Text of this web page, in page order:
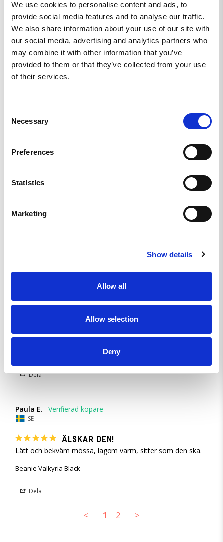
We use cookies to personalise content and ads, to
provide social media features and to analyse our traffic.
We also share information about your use of our site with
our social media, advertising and analytics partners who
may combine it with other information that you’ve
provided to them or that they’ve collected from your use
of their services.
Selection
Necessary
Preferences
Statistics
Marketing
Show details
Allow all
Allow selection
Deny
Dela
Johanna J.
SE
Sitter som en smäck, snygg och stilren.
Beanie Valkyria Black
Dela
Johana M.
Beanie Valkyria Black
SE
Min tjej gillade den!
Dela
Paula E.
SE
ÄLSKAR DEN!
Lätt och bekväm mössa, lagom varm, sitter som den ska.
Beanie Valkyria Black
Dela
< 1 2 >